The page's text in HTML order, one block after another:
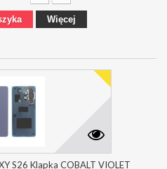
Więcej
S26 Klapka COBALT VIOLET